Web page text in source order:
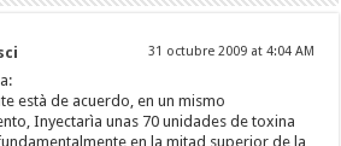
31 octubre 2009 at 4:04 AM
està de acuerdo, en un mismo
Inyectarìa unas 70 unidades de toxina
en la mitad superior de la